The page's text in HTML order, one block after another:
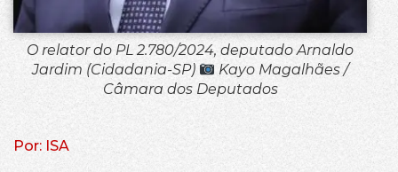
O relator do PL 2.780/2024, deputado Arnaldo
Jardim (Cidadania-SP)
Kayo Magalhães /
Câmara dos Deputados
Por: ISA